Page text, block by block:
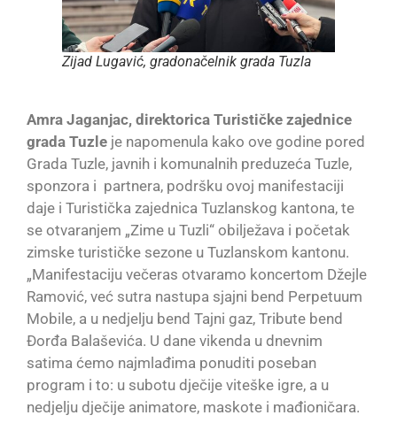
Zijad Lugavić, gradonačelnik grada Tuzla
Amra Jaganjac, direktorica Turističke zajednice
grada Tuzle je napomenula kako ove godine pored
Grada Tuzle, javnih i komunalnih preduzeća Tuzle,
sponzora i partnera, podršku ovoj manifestaciji
daje i Turistička zajednica Tuzlanskog kantona, te
se otvaranjem „Zime u Tuzli“ obilježava i početak
zimske turističke sezone u Tuzlanskom kantonu.
„Manifestaciju večeras otvaramo koncertom Džejle
Ramović, već sutra nastupa sjajni bend Perpetuum
Mobile, a u nedjelju bend Tajni gaz, Tribute bend
Đorđa Balaševića. U dane vikenda u dnevnim
satima ćemo najmlađima ponuditi poseban
program i to: u subotu dječije viteške igre, a u
nedjelju dječije animatore, maskote i mađioničara.